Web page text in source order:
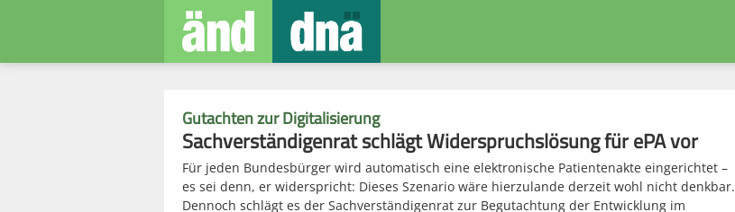
Gutachten zur Digitalisierung
Sachverständigenrat schlägt Widerspruchslösung für ePA vor
Für jeden Bundesbürger wird automatisch eine elektronische Patientenakte eingerichtet –
es sei denn, er widerspricht: Dieses Szenario wäre hierzulande derzeit wohl nicht denkbar.
Dennoch schlägt es der Sachverständigenrat zur Begutachtung der Entwicklung im